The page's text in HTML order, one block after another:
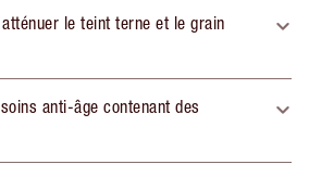
le teint terne et le grain
anti-âge contenant des